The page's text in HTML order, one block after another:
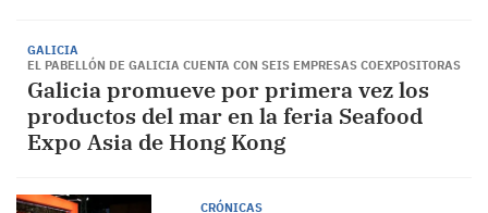
GALICIA
EL PABELLÓN DE GALICIA CUENTA CON SEIS EMPRESAS COEXPOSITORAS
Galicia promueve por primera vez los
productos del mar en la feria Seafood
Expo Asia de Hong Kong
CRÓNICAS